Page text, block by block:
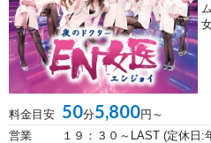
料金目安 50分5,800円～
営業
１９：３０～LAST (定休日: